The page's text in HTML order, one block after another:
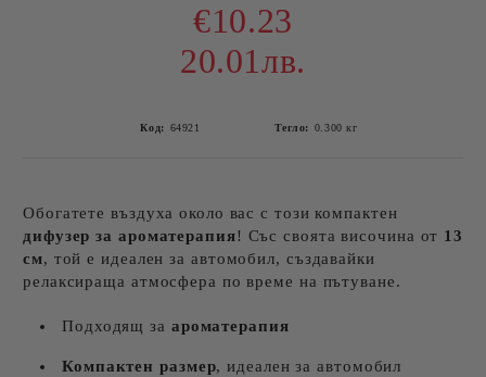
€10.23
20.01лв.
Код: 64921 Тегло: 0.300 кг
Обогатете въздуха около вас с този компактен
дифузер за ароматерапия! Със своята височина от 13
см, той е идеален за автомобил, създавайки
релаксираща атмосфера по време на пътуване.
Подходящ за ароматерапия
Компактен размер, идеален за автомобил